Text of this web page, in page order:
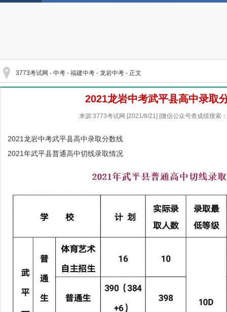
3773考试网 - 中考 - 福建中考 - 龙岩中考 - 正文
2021龙岩中考武平县高中录取
来源:3773考试网 [2021/8/21] [微信公众号查成绩搜索
2021龙岩中考武平县高中录取分数线
2021年武平县普通高中切线录取情况